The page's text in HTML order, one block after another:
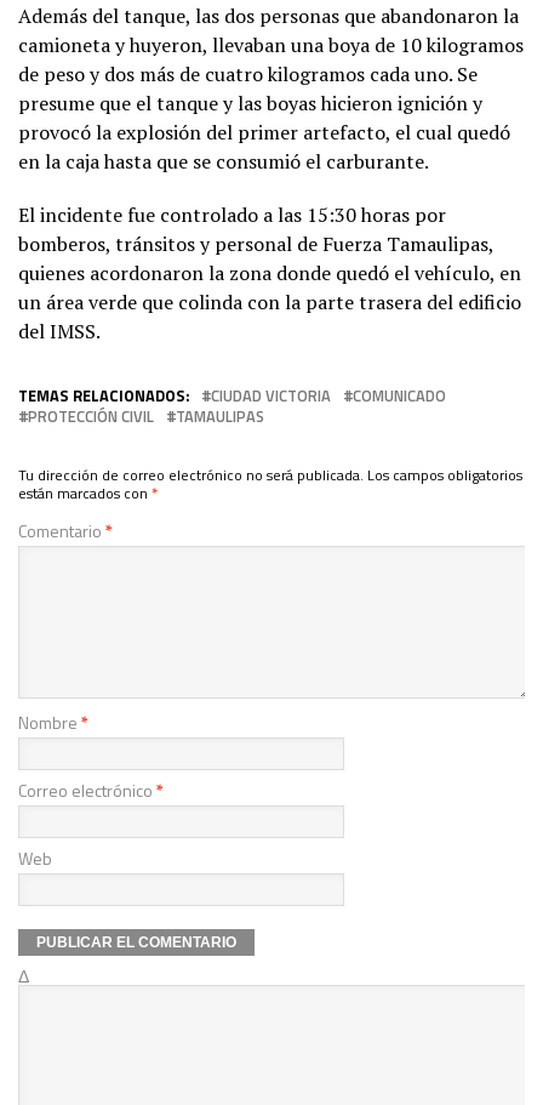
Además del tanque, las dos personas que abandonaron la
camioneta y huyeron, llevaban una boya de 10 kilogramos
de peso y dos más de cuatro kilogramos cada uno. Se
presume que el tanque y las boyas hicieron ignición y
provocó la explosión del primer artefacto, el cual quedó
en la caja hasta que se consumió el carburante.
El incidente fue controlado a las 15:30 horas por
bomberos, tránsitos y personal de Fuerza Tamaulipas,
quienes acordonaron la zona donde quedó el vehículo, en
un área verde que colinda con la parte trasera del edificio
del IMSS.
TEMAS RELACIONADOS: CIUDAD VICTORIA
COMUNICADO
PROTECCIÓN CIVIL
TAMAULIPAS
Tu dirección de correo electrónico no será publicada. Los campos obligatorios
están marcados con *
Comentario*
Nombre*
Correo electrónico*
Web
Δ